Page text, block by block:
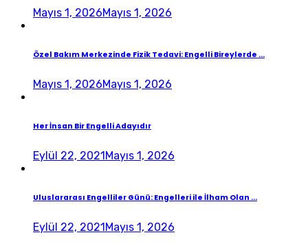
Mayıs 1, 2026Mayıs 1, 2026
Özel Bakım Merkezinde Fizik Tedavi: Engelli Bireylerde ...
Mayıs 1, 2026Mayıs 1, 2026
Her İnsan Bir Engelli Adayıdır
Eylül 22, 2021Mayıs 1, 2026
Uluslararası Engelliler Günü: Engelleri ile İlham Olan ...
Eylül 22, 2021Mayıs 1, 2026